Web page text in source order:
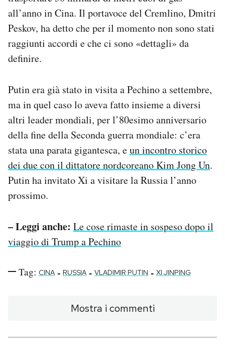
all’anno in Cina. Il portavoce del Cremlino, Dmitri
Peskov, ha detto che per il momento non sono stati
raggiunti accordi e che ci sono «dettagli» da
definire.
Putin era già stato in visita a Pechino a settembre,
ma in quel caso lo aveva fatto insieme a diversi
altri leader mondiali, per l’80esimo anniversario
della fine della Seconda guerra mondiale: c’era
stata una parata gigantesca, eun incontro storico
dei due con il dittatore nordcoreano Kim Jong Un.
Putin ha invitato Xi a visitare la Russia l’anno
prossimo.
– Leggi anche: Le cose rimaste in sospeso dopo il
viaggio di Trump a Pechino
Tag: CINA - RUSSIA - VLADIMIR PUTIN - XI JINPING
Mostra i commenti